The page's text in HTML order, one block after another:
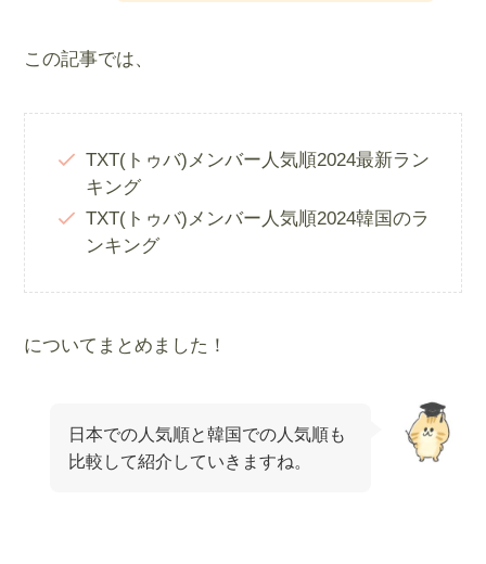
この記事では、
TXT(トゥバ)メンバー人気順2024最新ラン
キング
TXT(トゥバ)メンバー人気順2024韓国のラ
ンキング
についてまとめました！
日本での人気順と韓国での人気順も
比較して紹介していきますね。